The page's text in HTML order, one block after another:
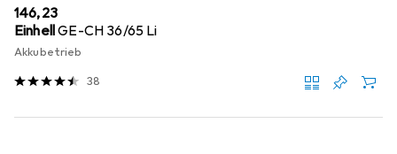
EUR
146,23
EinhellGE-CH 36/65 Li
Akkubetrieb
38